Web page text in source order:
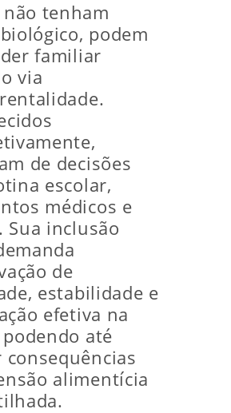
não tenham
podem
familiar
via
de decisões
escolar,
médicos e
Sua inclusão
de
estabilidade e
efetiva na
até
consequências
alimentícia